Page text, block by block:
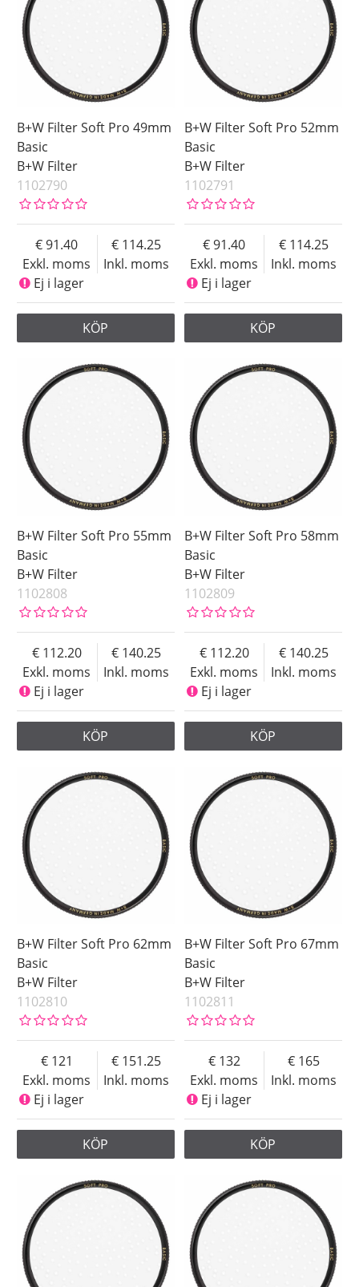
B+W Filter Soft Pro 49mm
Basic
B+W Filter
1102790
Exkl. moms
91.40
Inkl. moms
114.25
Ej i lager
KÖP
B+W Filter Soft Pro 52mm
Basic
B+W Filter
1102791
Exkl. moms
91.40
Inkl. moms
114.25
Ej i lager
KÖP
B+W Filter Soft Pro 55mm
Basic
B+W Filter
1102808
Exkl. moms
112.20
Inkl. moms
140.25
Ej i lager
KÖP
B+W Filter Soft Pro 58mm
Basic
B+W Filter
1102809
Exkl. moms
112.20
Inkl. moms
140.25
Ej i lager
KÖP
B+W Filter Soft Pro 62mm
Basic
B+W Filter
1102810
Exkl. moms
121
Inkl. moms
151.25
Ej i lager
KÖP
B+W Filter Soft Pro 67mm
Basic
B+W Filter
1102811
Exkl. moms
132
Inkl. moms
165
Ej i lager
KÖP